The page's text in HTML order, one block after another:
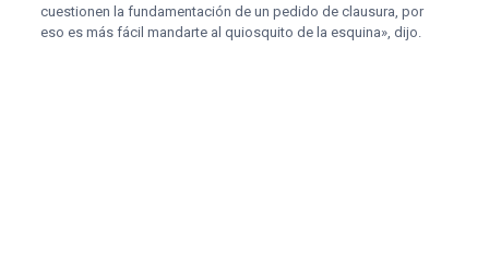
cuestionen la fundamentación de un pedido de clausura, por
eso es más fácil mandarte al quiosquito de la esquina», dijo.